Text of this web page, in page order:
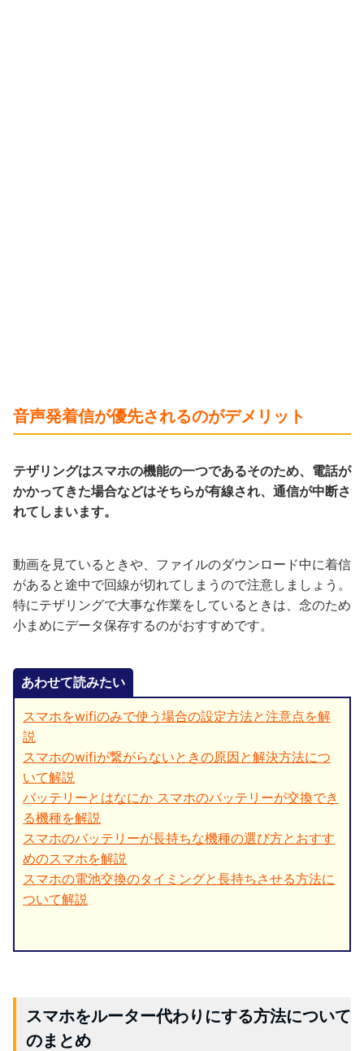
音声発着信が優先されるのがデメリット
テザリングはスマホの機能の一つであるそのため、電話が
かかってきた場合などはそちらが有線され、通信が中断さ
れてしまいます。
動画を見ているときや、ファイルのダウンロード中に着信
があると途中で回線が切れてしまうので注意しましょう。
特にテザリングで大事な作業をしているときは、念のため
小まめにデータ保存するのがおすすめです。
あわせて読みたい
スマホをwifiのみで使う場合の設定方法と注意点を解
説
スマホのwifiが繋がらないときの原因と解決方法につ
いて解説
バッテリーとはなにか スマホのバッテリーが交換でき
る機種を解説
スマホのバッテリーが長持ちな機種の選び方とおすす
めのスマホを解説
スマホの電池交換のタイミングと長持ちさせる方法に
ついて解説
スマホをルーター代わりにする方法について
のまとめ